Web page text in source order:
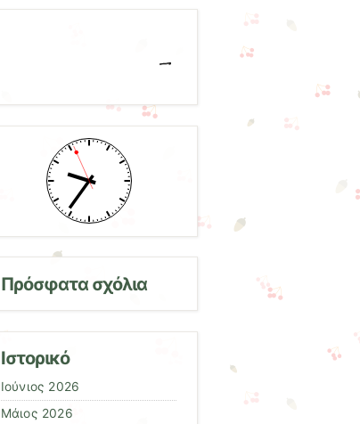
Πρόσφατα σχόλια
Ιστορικό
Ιούνιος 2026
Μάιος 2026